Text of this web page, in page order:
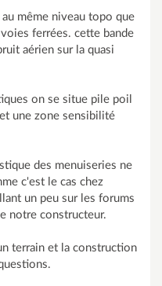
même niveau topo que
ferrées. cette bande
aérien sur la quasi
on se situe pile poil
une zone sensibilité
des menuiseries ne
c'est le cas chez
un peu sur les forums
notre constructeur.
terrain et la construction